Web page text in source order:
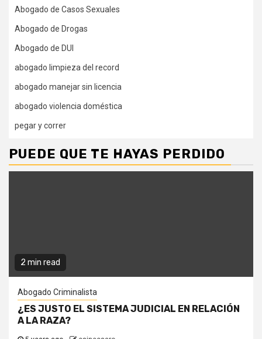
Abogado de Casos Sexuales
Abogado de Drogas
Abogado de DUI
abogado limpieza del record
abogado manejar sin licencia
abogado violencia doméstica
pegar y correr
PUEDE QUE TE HAYAS PERDIDO
2 min read
Abogado Criminalista
¿ES JUSTO EL SISTEMA JUDICIAL EN RELACIÓN
A LA RAZA?